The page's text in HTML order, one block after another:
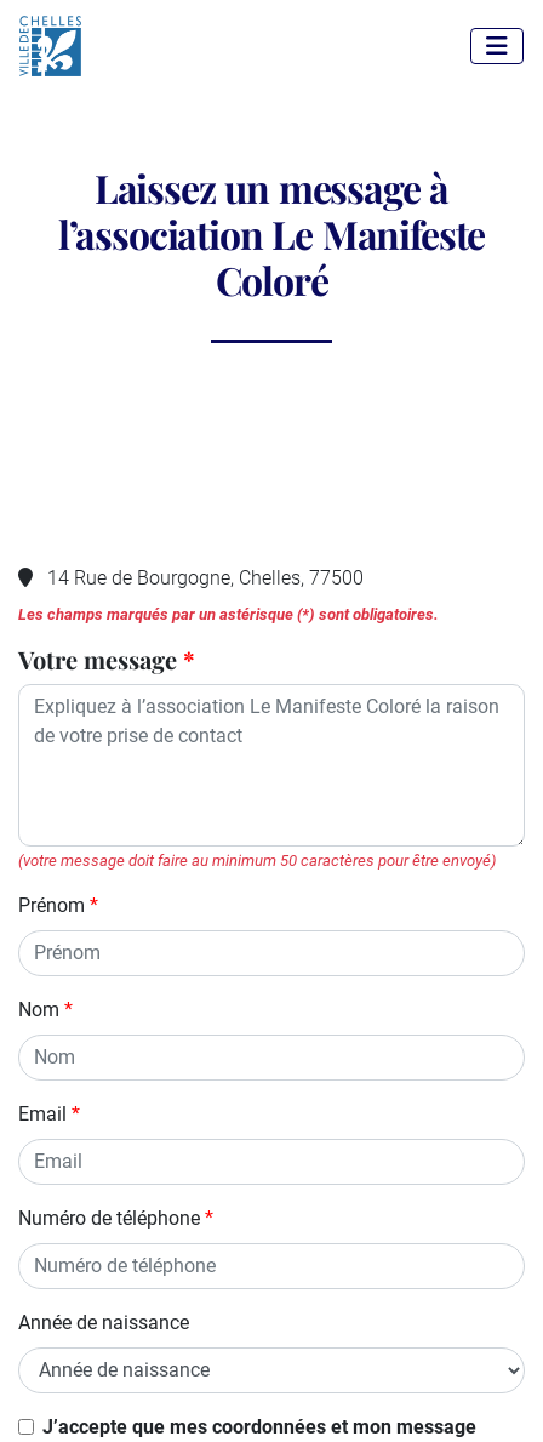
Laissez un message à
l’association Le Manifeste
Coloré
14 Rue de Bourgogne, Chelles, 77500
Les champs marqués par un astérisque (*) sont obligatoires.
Votre message
(votre message doit faire au minimum 50 caractères pour être envoyé)
Prénom
Nom
Email
Numéro de téléphone
Année de naissance
Si vous
J’accepte que mes coordonnées et mon message
Panneau de gestion des cookies